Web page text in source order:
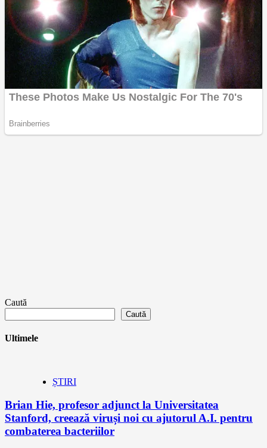
Caută
Caută
Ultimele
ȘTIRI
Brian Hie, profesor adjunct la Universitatea
Stanford, creează viruși noi cu ajutorul A.I. pentru
combaterea bacteriilor